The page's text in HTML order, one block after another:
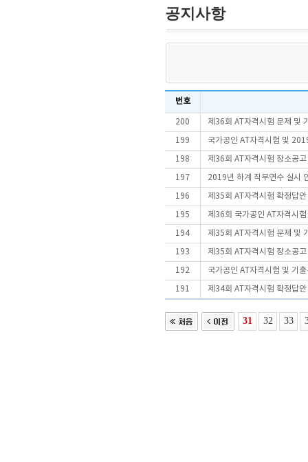
공지사항
번호
200 제36회 AT자격시험 문제 및
199 국가공인 AT자격시험 및
198 제36회 AT자격시험 장소공
197 2019년 하계 직무연수 실시
196 제35회 AT자격시험 확정답
195 제36회 국가공인 AT자격시
194 제35회 AT자격시험 문제 및
193 제35회 AT자격시험 장소공
192 국가공인 AT자격시험 및 기
191 제34회 AT자격시험 확정답
31 32 33